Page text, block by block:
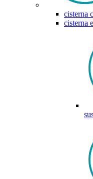
cisterna
cisterna